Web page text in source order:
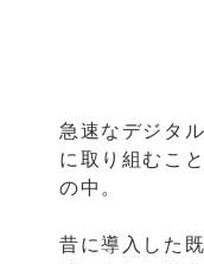
急速なデジタ
に取り組むこ
の中。
昔に導入した